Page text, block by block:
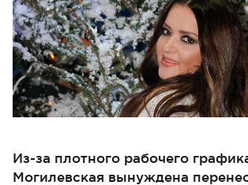
Из-за плотного рабочего
Могилевская вынуждена